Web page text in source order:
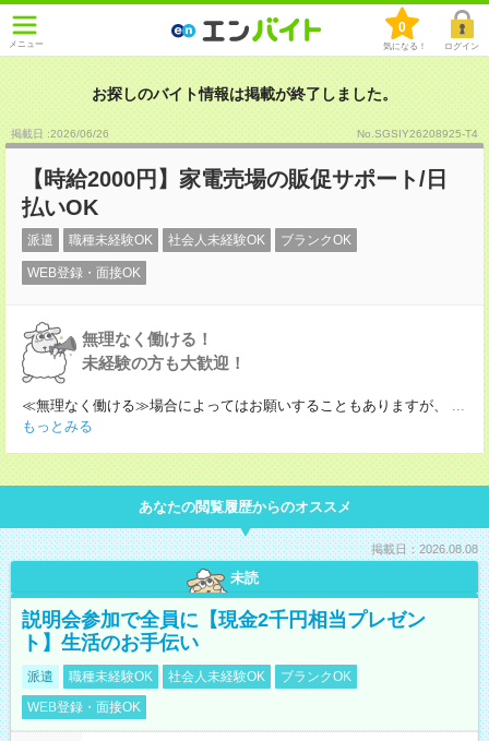
メニュー
0
気になる！ ログイン
お探しのバイト情報は掲載が終了しました。
掲載日 :2026/06/26 No.SGSIY26208925-T4
【時給2000円】家電売場の販促サポート/日
払いOK
派遣 職種未経験OK 社会人未経験OK ブランクOK
WEB登録・面接OK
無理なく働ける！
未経験の方も大歓迎！
≪無理なく働ける≫場合によってはお願いすることもありますが、
...
もっとみる
あなたの閲覧履歴からのオススメ
掲載日：2026.08.08
未読
説明会参加で全員に【現金2千円相当プレゼン
ト】生活のお手伝い
派遣 職種未経験OK 社会人未経験OK
ブランクOK
WEB登録・面接OK